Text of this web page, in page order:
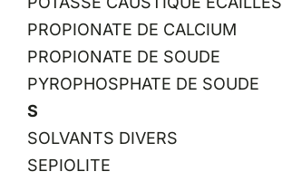
PROPIONATE DE CALCIUM
PROPIONATE DE SOUDE
PYROPHOSPHATE DE SOUDE
S
SOLVANTS DIVERS
SEPIOLITE